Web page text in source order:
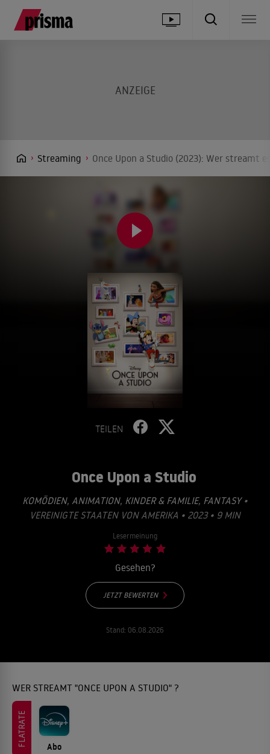
Streaming Once Upon a Studio (2023): Wer streamt
TEILEN
Once Upon a Studio
KOMÖDIEN, ANIMATION, KINDER & FAMILIE, FANTASY•
VEREINIGTE STAATEN VON AMERIKA • 2023 • 9 MIN
Lesermeinung
Gesehen?
JETZT BEWERTEN
Stand: 06.08.2026
WER STREAMT "ONCE UPON A STUDIO" ?
FLATRATE Abo